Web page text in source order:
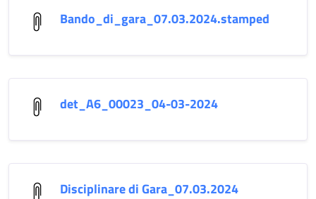
Bando_di_gara_07.03.2024.stamped
det_A6_00023_04-03-2024
Disciplinare di Gara_07.03.2024